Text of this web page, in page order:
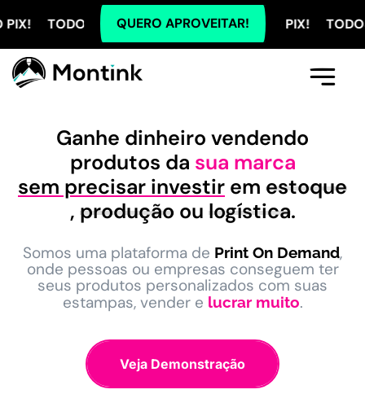
QUERO APROVEITAR!
OS PLANOS COM 5% OFF NO PIX! TODOS OS
Ganhe dinheiro vendendo
produtos da sua marca
sem precisar investir em estoque
, produçãoou logística.
Somos uma plataforma de Print On Demand,
onde pessoas ou empresas conseguem ter
seus produtos personalizados com suas
estampas, vender e lucrar muito.
Veja Demonstração